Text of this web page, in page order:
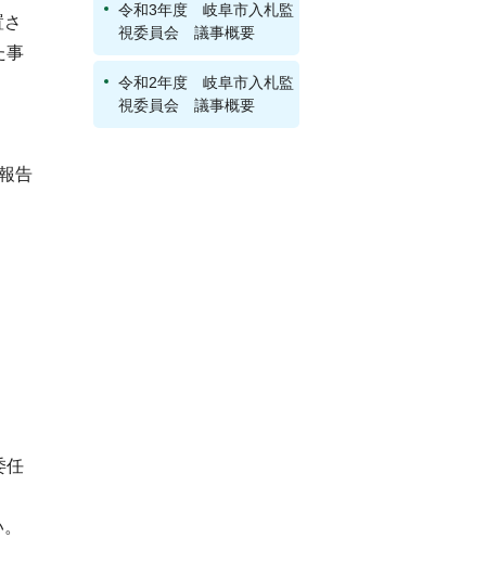
事
告
任
令和3年度 岐阜市入札監
視委員会 議事概要
令和2年度 岐阜市入札監
視委員会 議事概要